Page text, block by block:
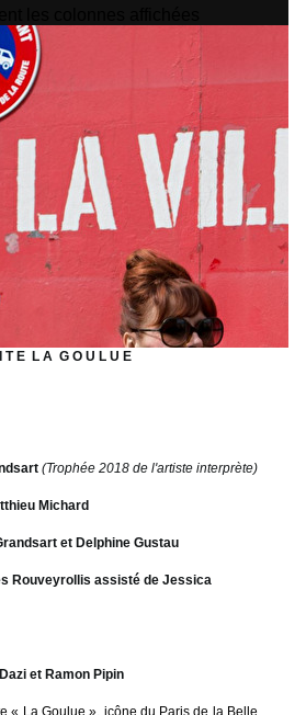
T E L A G O U L U E
(Trophée 2018 de l'artiste interprète)
Michard
et Delphine Gustau
Rouveyrollis assisté de Jessica
et Ramon Pipin
« La Goulue », icône du Paris de la Belle